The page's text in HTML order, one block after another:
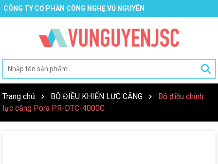
CÔNG TY CỔ PHẦN CÔNG NGHỆ VŨ NGUYÊN
Trang chủ BỘ ĐIỀU KHIỂN LỰC CĂNG
Bộ điều chỉnh
lực căng Pora PR-DTC-4000C